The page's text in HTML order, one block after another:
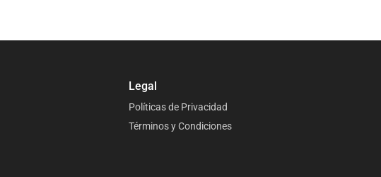
Legal
Políticas de Privacidad
Términos y Condiciones